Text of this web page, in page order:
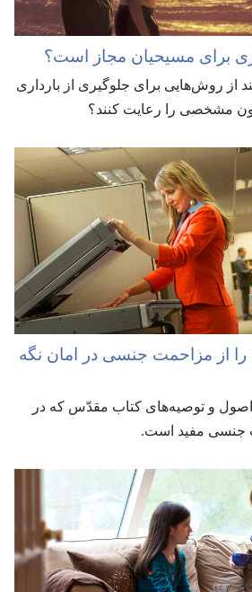
برای مسیحیان مجاز است؟‏
از روش‌هایی برای جلوگیری از بارداری
قانون مشخصی را رعایت کنند؟‏
را از مزاحمت جنسی در امان نگه
و توصیه‌های کتاب مقدّس که در
جنسی مفید است.‏